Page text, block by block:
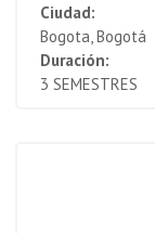
Ciudad:
Bogota, Bogotá
Duración:
3 SEMESTRES